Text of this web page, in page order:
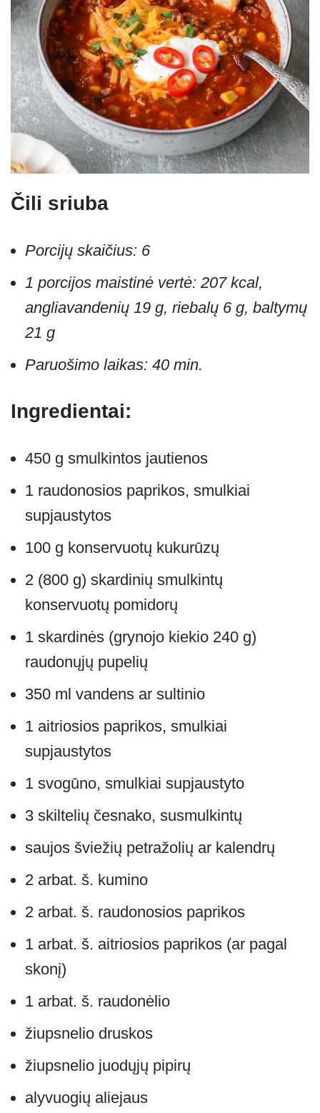
Čili sriuba
Porcijų skaičius: 6
1 porcijos maistinė vertė: 207 kcal,
angliavandenių 19 g, riebalų 6 g, baltymų
21 g
Paruošimo laikas: 40 min.
Ingredientai:
450 g smulkintos jautienos
1 raudonosios paprikos, smulkiai
supjaustytos
100 g konservuotų kukurūzų
2 (800 g) skardinių smulkintų
konservuotų pomidorų
1 skardinės (grynojo kiekio 240 g)
raudonųjų pupelių
350 ml vandens ar sultinio
1 aitriosios paprikos, smulkiai
supjaustytos
1 svogūno, smulkiai supjaustyto
3 skiltelių česnako, susmulkintų
saujos šviežių petražolių ar kalendrų
2 arbat. š. kumino
2 arbat. š. raudonosios paprikos
1 arbat. š. aitriosios paprikos (ar pagal
skonį)
1 arbat. š. raudonėlio
žiupsnelio druskos
žiupsnelio juodųjų pipirų
alyvuogių aliejaus